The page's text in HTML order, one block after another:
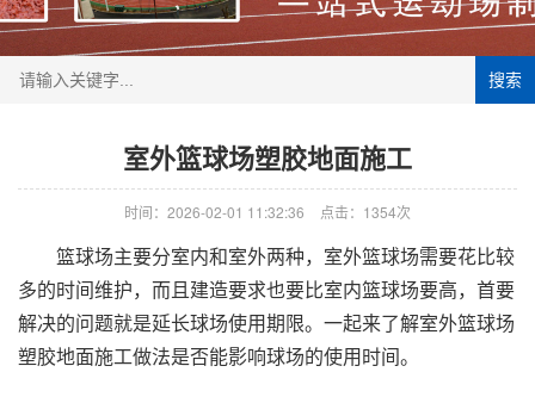
搜索
室外篮球场塑胶地面施工
时间：2026-02-01 11:32:36 点击：1354次
篮球场主要分室内和室外两种，室外篮球场需要花比较
多的时间维护，而且建造要求也要比室内篮球场要高，首要
解决的问题就是延长球场使用期限。一起来了解室外篮球场
塑胶地面施工做法是否能影响球场的使用时间。